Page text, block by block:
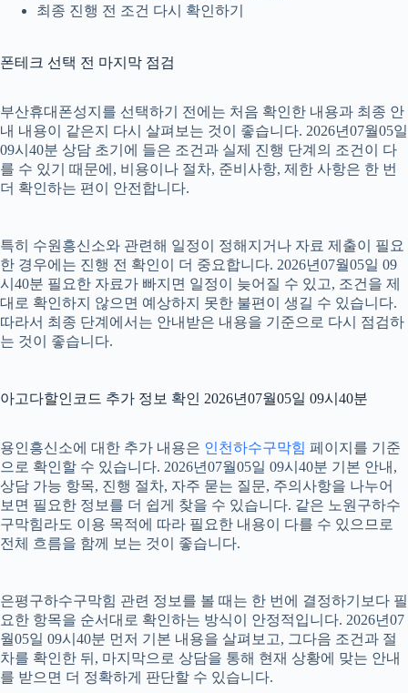
최종 진행 전 조건 다시 확인하기
폰테크 선택 전 마지막 점검
부산휴대폰성지를 선택하기 전에는 처음 확인한 내용과 최종 안
내 내용이 같은지 다시 살펴보는 것이 좋습니다. 2026년07월05일
09시40분 상담 초기에 들은 조건과 실제 진행 단계의 조건이 다
를 수 있기 때문에, 비용이나 절차, 준비사항, 제한 사항은 한 번
더 확인하는 편이 안전합니다.
특히 수원흥신소와 관련해 일정이 정해지거나 자료 제출이 필요
한 경우에는 진행 전 확인이 더 중요합니다. 2026년07월05일 09
시40분 필요한 자료가 빠지면 일정이 늦어질 수 있고, 조건을 제
대로 확인하지 않으면 예상하지 못한 불편이 생길 수 있습니다.
따라서 최종 단계에서는 안내받은 내용을 기준으로 다시 점검하
는 것이 좋습니다.
아고다할인코드 추가 정보 확인 2026년07월05일 09시40분
용인흥신소에 대한 추가 내용은 인천하수구막힘 페이지를 기준
으로 확인할 수 있습니다. 2026년07월05일 09시40분 기본 안내,
상담 가능 항목, 진행 절차, 자주 묻는 질문, 주의사항을 나누어
보면 필요한 정보를 더 쉽게 찾을 수 있습니다. 같은 노원구하수
구막힘라도 이용 목적에 따라 필요한 내용이 다를 수 있으므로
전체 흐름을 함께 보는 것이 좋습니다.
은평구하수구막힘 관련 정보를 볼 때는 한 번에 결정하기보다 필
요한 항목을 순서대로 확인하는 방식이 안정적입니다. 2026년07
월05일 09시40분 먼저 기본 내용을 살펴보고, 그다음 조건과 절
차를 확인한 뒤, 마지막으로 상담을 통해 현재 상황에 맞는 안내
를 받으면 더 정확하게 판단할 수 있습니다.